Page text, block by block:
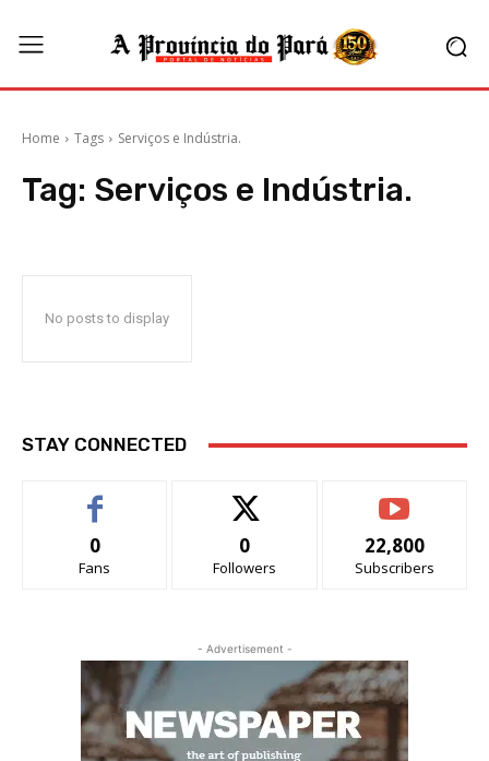
Home Tags Serviços e Indústria.
Tag: Serviços e Indústria.
No posts to display
STAY CONNECTED
0
Fans
0
Followers
22,800
Subscribers
- Advertisement -